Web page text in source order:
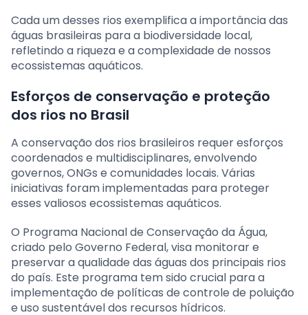
Cada um desses rios exemplifica a importância das
águas brasileiras para a biodiversidade local,
refletindo a riqueza e a complexidade de nossos
ecossistemas aquáticos.
Esforços de conservação e proteção
dos rios no Brasil
A conservação dos rios brasileiros requer esforços
coordenados e multidisciplinares, envolvendo
governos, ONGs e comunidades locais. Várias
iniciativas foram implementadas para proteger
esses valiosos ecossistemas aquáticos.
O Programa Nacional de Conservação da Água,
criado pelo Governo Federal, visa monitorar e
preservar a qualidade das águas dos principais rios
do país. Este programa tem sido crucial para a
implementação de políticas de controle de poluição
e uso sustentável dos recursos hídricos.